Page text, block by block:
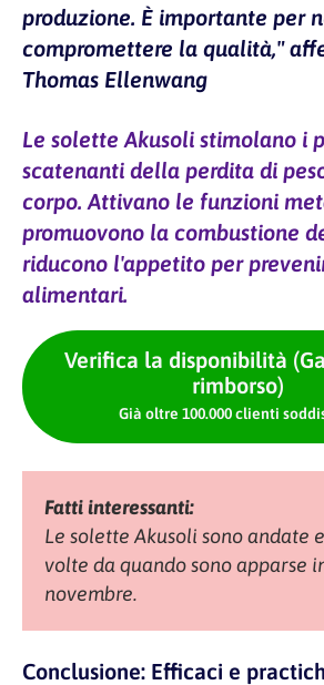
produzione. È importante per
compromettere la qualità,"
Thomas Ellenwang
Le solette Akusoli stimolano i
scatenanti della perdita di
corpo. Attivano le funzioni
promuovono la combustione
riducono l'appetito per
alimentari.
Verifica la disponibilità
rimborso)
Già oltre 100.000 clienti
Fatti interessanti:
Le solette Akusoli sono andate
volte da quando sono apparse
novembre.
Conclusione: Efficaci e